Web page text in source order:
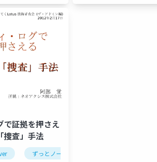
notes consortium
hcl technologies
で証拠を押さえ
査」手法
ずっとノーツ